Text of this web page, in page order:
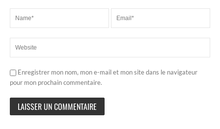
Enregistrer mon nom, mon e-mail et mon site dans le navigateur
pour mon prochain commentaire.